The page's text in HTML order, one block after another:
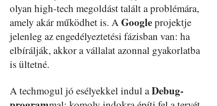
olyan high-tech megoldást talált a problémára,
amely akár működhet is. AGoogleprojektje
jelenleg az engedélyeztetési fázisban van: ha
elbírálják, akkor a vállalat azonnal gyakorlatba
is ültetné.
A techmogul jó esélyekkel indul aDebug-